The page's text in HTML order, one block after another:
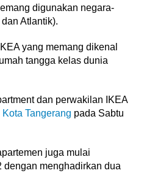
digunakan negara-
Atlantik).
yang memang dikenal
tangga kelas dunia
dan perwakilan IKEA
Kota Tangerang pada Sabtu
juga mulai
dengan menghadirkan dua